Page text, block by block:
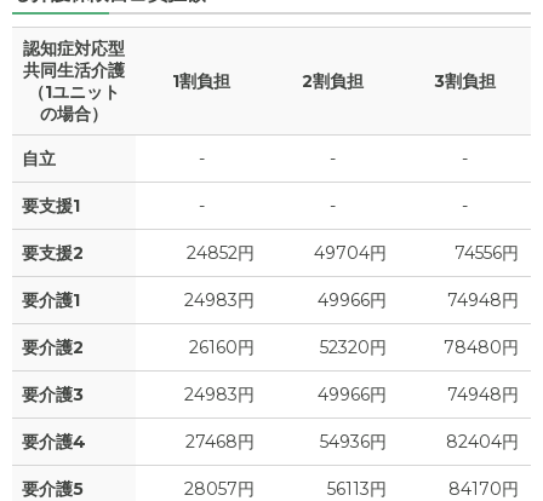
認知症対応型
共同生活介護
（1ユニット
の場合）
1割負担 2割負担 3割負担
自立 - - -
要支援1 - - -
要支援2 24852円 49704円 74556円
要介護1 24983円 49966円 74948円
要介護2 26160円 52320円 78480円
要介護3 24983円 49966円 74948円
要介護4 27468円 54936円 82404円
要介護5 28057円 56113円 84170円